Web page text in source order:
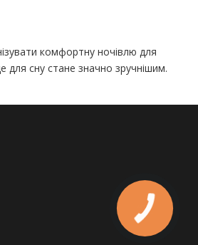
комфортну ночівлю для
для сну стане значно зручнішим.